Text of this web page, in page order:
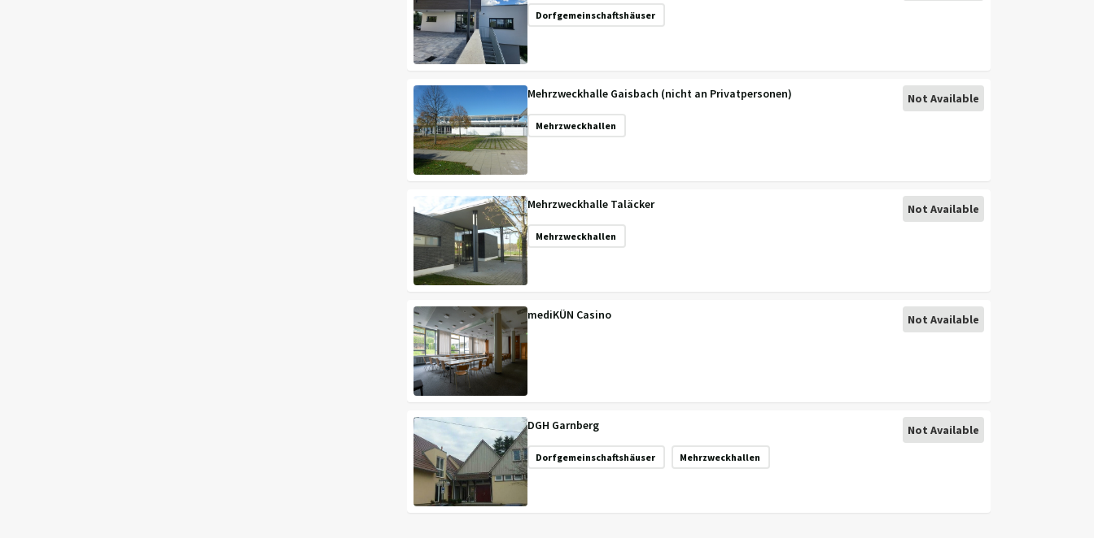
Dorfgemeinschaftshäuser
Mehrzweckhalle Gaisbach (nicht an Privatpersonen)
Mehrzweckhallen
Not Available
Mehrzweckhalle Taläcker
Mehrzweckhallen
Not Available
mediKÜN Casino Not Available
DGH Garnberg
Dorfgemeinschaftshäuser Mehrzweckhallen
Not Available